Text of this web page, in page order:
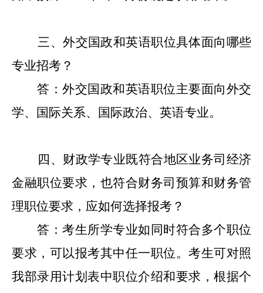
三、外交国政和英语职位具体面向哪些
专业招考？
答：外交国政和英语职位主要面向外交
学、国际关系、国际政治、英语专业。
四 、财政学专业既符合地区业务司经济
金融职位要求，也符合财务司预算和财务管
理职位要求，应如何选择报考？
答：考生所学专业如同时符合多个职位
要求，可以报考其中任一职位。考生可对照
我部录用计划表中职位介绍和要求，根据个